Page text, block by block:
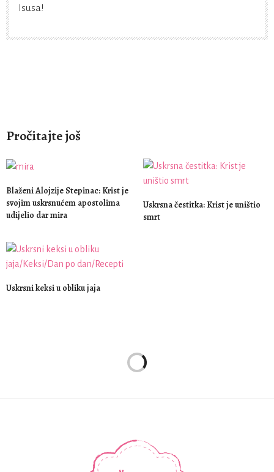
Isusa!
Pročitajte još
Blaženi Alojzije Stepinac: Krist je
svojim uskrsnućem apostolima
udijelio dar mira
Uskrsna čestitka: Krist je uništio
smrt
Uskrsni keksi u obliku jaja